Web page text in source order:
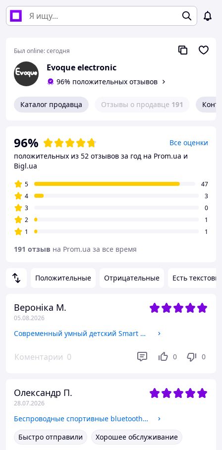
Был online:сегодня
Evoque electronic
96% положительных отзывов
Каталог продавца Отзывы о продавце 191
Положительные Отрицательные Есть
Вероніка М.
05.08.2026
Современный умный детский Smart Watch A72H 4G Android с GPS и камерой, видеозвонком и прослушиванием Blue
Коментарии 0 0 0
Олександр П.
28.07.2026
Беспроводные спортивные bluetooth наушники Langsdom TS 19 OpenEar с системой шумоподавления вызовов AIIPX-5
Быстро отправили
Хорошее обслуживание
96%
Все оценки
положительных из 52 отзывов за год на Prom.ua и
Bigl.ua
5
47
4
3
3
0
2
1
1
1
191 отзыв на Prom.ua за все время